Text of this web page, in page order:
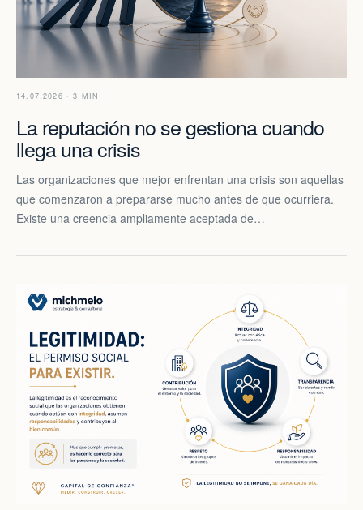
14.07.2026 · 3 MIN
La reputación no se gestiona cuando
llega una crisis
Las organizaciones que mejor enfrentan una crisis son aquellas
que comenzaron a prepararse mucho antes de que ocurriera.
Existe una creencia ampliamente aceptada de…